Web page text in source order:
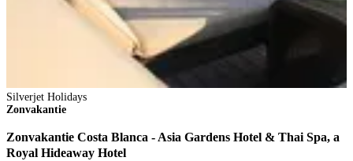
Silverjet Holidays
Zonvakantie
Zonvakantie Costa Blanca - Asia Gardens Hotel & Thai Spa, a
Royal Hideaway Hotel